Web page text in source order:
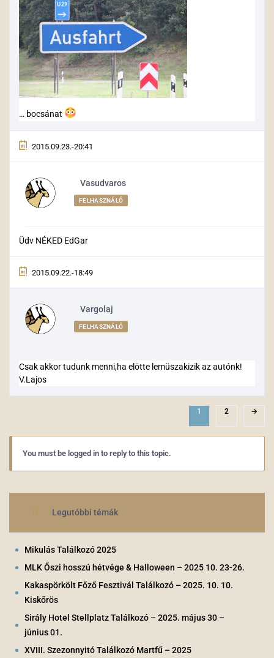
… bocsánat
2015.09.23.-20:41
Vasudvaros
FELHASZNÁLÓ
Üdv NÉKED EdGar
2015.09.22.-18:49
Vargolaj
FELHASZNÁLÓ
Csak akkor tudunk menni,ha elötte lemüszakizik az autónk!
V.Lajos
1 2 →
You must be logged in to reply to this topic.
Legutóbbi témák
Mikulás Találkozó 2025
MLK Őszi hosszú hétvége & Halloween – 2025 10. 23-26.
Kakaspörkölt Főző Fesztivál Találkozó – 2025. 10. 10.
Kiskőrös
Sirály Hotel Stellplatz Találkozó – 2025. május 30 –
június 01.
XVIII. Szezonnyitó Találkozó Martfű – 2025